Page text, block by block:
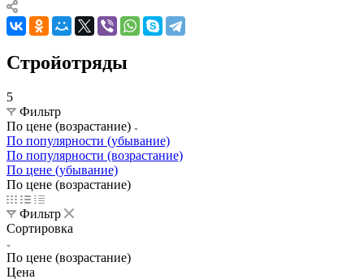
Стройотряды
5
Фильтр
По цене (возрастание)
По популярности (убывание)
По популярности (возрастание)
По цене (убывание)
По цене (возрастание)
Фильтр
Сортировка
По цене (возрастание)
Цена